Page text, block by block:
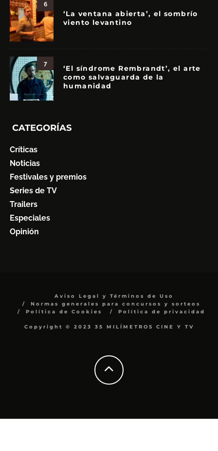
6
‘La ventana abierta’, el sombrío
viento levantino
7
‘El síndrome Rembrandt’, el arte
como salvaguarda de la
humanidad
CATEGORÍAS
Críticas
Noticias
Festivales y premios
Series de TV
Trailers
Especiales
Opinión
Aviso Legal y Términos de Uso
Normas generales para concursos y sorteos
Política de Cookies
Política de privacidad
Copyright © 2023 35 MILÍMETROS CINE Y TV